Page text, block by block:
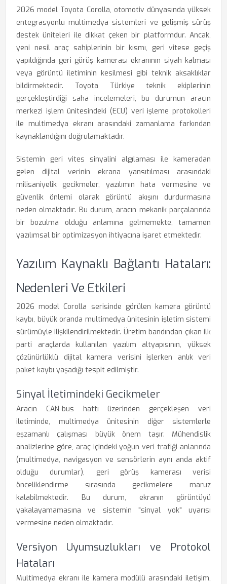
2026 model Toyota Corolla, otomotiv dünyasında yüksek
entegrasyonlu multimedya sistemleri ve gelişmiş sürüş
destek üniteleri ile dikkat çeken bir platformdur. Ancak,
yeni nesil araç sahiplerinin bir kısmı, geri vitese geçiş
yapıldığında geri görüş kamerası ekranının siyah kalması
veya görüntü iletiminin kesilmesi gibi teknik aksaklıklar
bildirmektedir. Toyota Türkiye teknik ekiplerinin
gerçekleştirdiği saha incelemeleri, bu durumun aracın
merkezi işlem ünitesindeki (ECU) veri işleme protokolleri
ile multimedya ekranı arasındaki zamanlama farkından
kaynaklandığını doğrulamaktadır.
Sistemin geri vites sinyalini algılaması ile kameradan
gelen dijital verinin ekrana yansıtılması arasındaki
milisaniyelik gecikmeler, yazılımın hata vermesine ve
güvenlik önlemi olarak görüntü akışını durdurmasına
neden olmaktadır. Bu durum, aracın mekanik parçalarında
bir bozulma olduğu anlamına gelmemekte, tamamen
yazılımsal bir optimizasyon ihtiyacına işaret etmektedir.
Yazılım Kaynaklı Bağlantı Hataları:
Nedenleri Ve Etkileri
2026 model Corolla serisinde görülen kamera görüntü
kaybı, büyük oranda multimedya ünitesinin işletim sistemi
sürümüyle ilişkilendirilmektedir. Üretim bandından çıkan ilk
parti araçlarda kullanılan yazılım altyapısının, yüksek
çözünürlüklü dijital kamera verisini işlerken anlık veri
paket kaybı yaşadığı tespit edilmiştir.
Sinyal İletimindeki Gecikmeler
Aracın CAN-bus hattı üzerinden gerçekleşen veri
iletiminde, multimedya ünitesinin diğer sistemlerle
eşzamanlı çalışması büyük önem taşır. Mühendislik
analizlerine göre, araç içindeki yoğun veri trafiği anlarında
(multimedya, navigasyon ve sensörlerin aynı anda aktif
olduğu durumlar), geri görüş kamerası verisi
önceliklendirme sırasında gecikmelere maruz
kalabilmektedir. Bu durum, ekranın görüntüyü
yakalayamamasına ve sistemin "sinyal yok" uyarısı
vermesine neden olmaktadır.
Versiyon Uyumsuzlukları ve Protokol
Hataları
Multimedya ekranı ile kamera modülü arasındaki iletişim,